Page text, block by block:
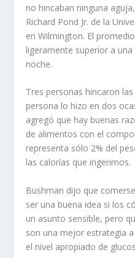
no hincaban ninguna
Richard Pond Jr. de la
en Wilmington. El
ligeramente superior a
noche.
Tres personas hincaron
persona lo hizo en dos
agregó que hay buenas
de alimentos con el
representa sólo 2% del
las calorías que ingerimos.
Bushman dijo que
ser una buena idea si los
un asunto sensible, pero
son una mejor estrategia
el nivel apropiado de